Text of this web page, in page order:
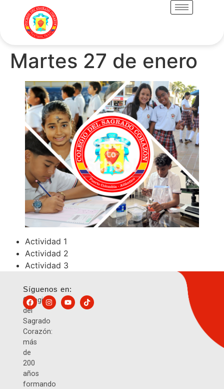
Martes 27 de enero
Actividad 1
Actividad 2
Actividad 3
Colegio
del
Sagrado
Corazón:
más
de
200
años
formando
Síguenos en: